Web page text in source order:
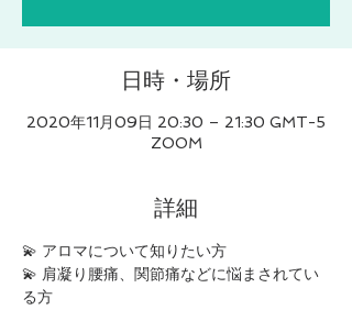
日時・場所
2020年11月09日 20:30 – 21:30 GMT-5
ZOOM
詳細
💫 アロマについて知りたい方
💫 肩凝り腰痛、関節痛などに悩まされてい
る方